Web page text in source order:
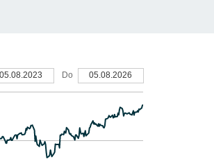
05.08.2023 Do 05.08.2026